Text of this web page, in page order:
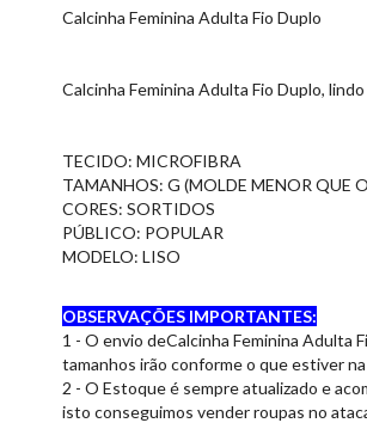
Calcinha Feminina Adulta Fio Duplo
Calcinha Feminina Adulta Fio Duplo,
TECIDO: MICROFIBRA
TAMANHOS: G (MOLDE MENOR QUE
CORES: SORTIDOS
PÚBLICO: POPULAR
MODELO: LISO
OBSERVAÇÕES IMPORTANTES:
1 - O envio deCalcinha Feminina Adulta
tamanhos irão conforme o que estiver
2 - O Estoque é sempre atualizado e
isto conseguimos vender roupas no